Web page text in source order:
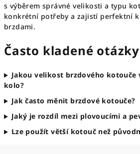
s výběrem správné velikosti a typu
konkrétní potřeby a zajistí perfektní
brzdami.
Často kladené otázky
Jakou velikost brzdového
kolo?
Jak často měnit brzdové kotouče?
Jaký je rozdíl mezi plovoucími a
Lze použít větší kotouč než